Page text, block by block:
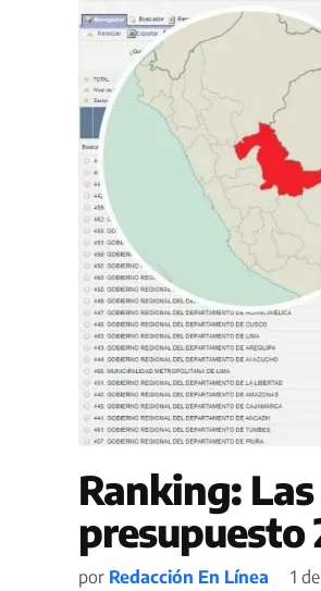
Ranking:
presupuesto
por Redacción En Línea 1